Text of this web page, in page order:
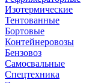
Изотермические
Тентованные
Бортовые
Контейнеровозы
Бензовоз
Самосвальные
Спецтехника